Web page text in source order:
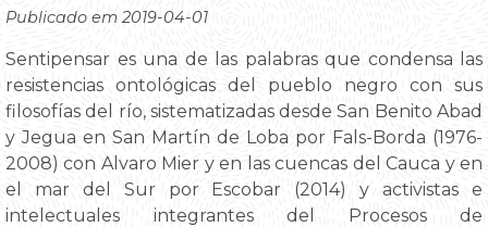
Publicado em 2019-04-01
Sentipensar es una de las palabras que condensa las
resistencias ontológicas del pueblo negro con sus
filosofías del río, sistematizadas desde San Benito Abad
y Jegua en San Martín de Loba por Fals-Borda (1976-
2008) con Alvaro Mier y en las cuencas del Cauca y en
el mar del Sur por Escobar (2014) y activistas e
intelectuales integrantes del Procesos de